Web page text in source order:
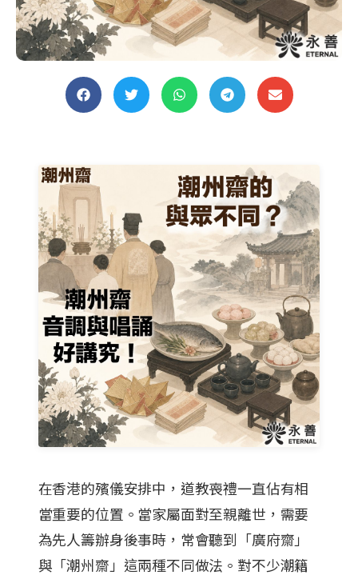
在香港的殯儀安排中，道教喪禮一直佔有相
當重要的位置。當家屬面對至親離世，需要
為先人籌辦身後事時，常會聽到「廣府齋」
與「潮州齋」這兩種不同做法。對不少潮籍